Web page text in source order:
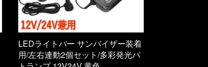
LEDライトバー サンバイザー装着
用/左右連動2個セット/多彩発光パ